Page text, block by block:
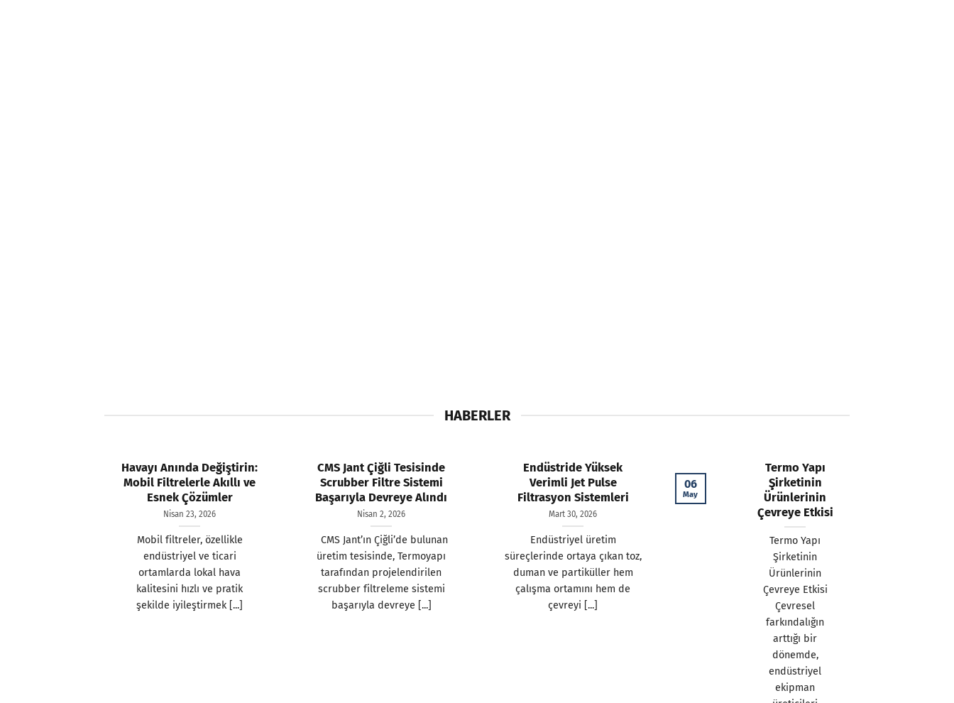
HABERLER
Havayı Anında Değiştirin:
Mobil Filtrelerle Akıllı ve
Esnek Çözümler
Nisan 23, 2026
Mobil filtreler, özellikle
endüstriyel ve ticari
ortamlarda lokal hava
kalitesini hızlı ve pratik
şekilde iyileştirmek [...]
CMS Jant Çiğli Tesisinde
Scrubber Filtre Sistemi
Başarıyla Devreye Alındı
Nisan 2, 2026
CMS Jant’ın Çiğli’de bulunan
üretim tesisinde, Termoyapı
tarafından projelendirilen
scrubber filtreleme sistemi
başarıyla devreye [...]
Endüstride Yüksek
Verimli Jet Pulse
Filtrasyon Sistemleri
Mart 30, 2026
Endüstriyel üretim
süreçlerinde ortaya çıkan toz,
duman ve partiküller hem
çalışma ortamını hem de
çevreyi [...]
Termo Yapı
Şirketinin
Ürünlerinin
Çevreye Etkisi
Termo Yapı
Şirketinin
Ürünlerinin
Çevreye Etkisi
Çevresel
farkındalığın
arttığı bir
dönemde,
endüstriyel
ekipman
06
May